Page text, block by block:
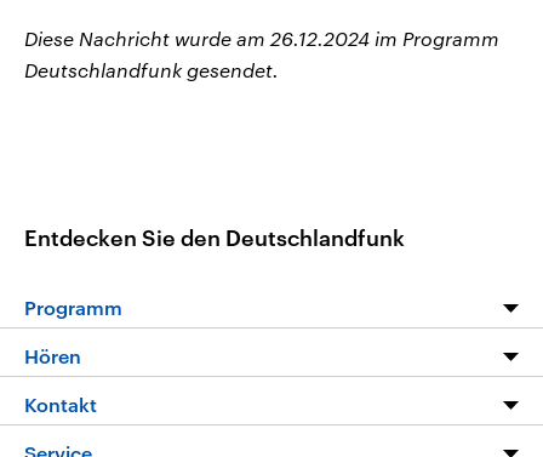
Diese Nachricht wurde am 26.12.2024 im Programm
Deutschlandfunk gesendet.
Entdecken Sie den Deutschlandfunk
Programm
Programm
Die Nachrichten
Hören
Livestream
Kontakt
Hörerservice